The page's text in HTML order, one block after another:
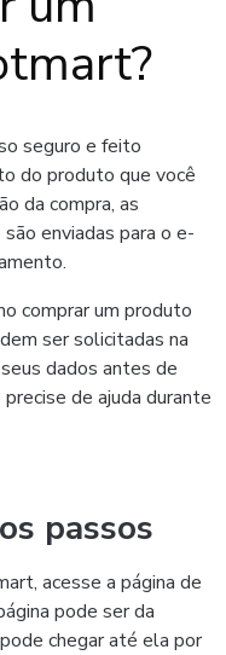
seguro e feito
do produto que você
da compra, as
enviadas para o e-
comprar um produto
ser solicitadas na
dados antes de
de ajuda durante
passos
acesse a página de
pode ser da
chegar até ela por